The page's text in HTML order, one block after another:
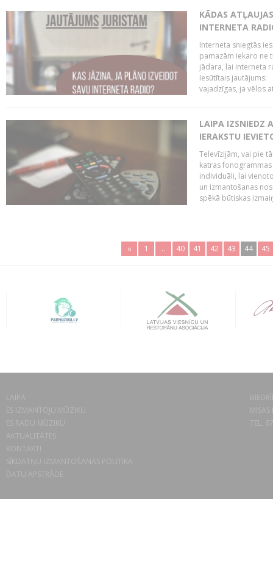
KĀDAS
INTERNETA
Interneta sniegtās
pamazām iekaro ne
jādara, lai interneta
Iesūtītais jautājums:
vajadzīgas, ja vēlos
LAIPA IZSNIEDZ
IERAKSTU
Televīzijām, vai pie
katras
individuāli, lai
un izmantošanas
spēkā būtiskas
« 1 .. 40 41 42 43 44 45
LAIPA
ES IZMANTOJU MŪZIKU
ES RADU MŪZIKU
AKTUALITĀTES
KONTAKTI
SĪKDATŅU IZMANTOŠANAS POLITIKA
DATU APSTRĀDE
TEL.